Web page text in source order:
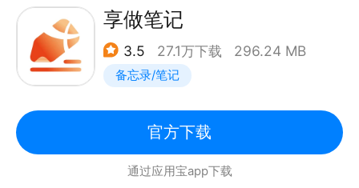
步，搭配多重安全备份与一键迁移功能，彻底打消数据
丢失顾虑。平台内置海量纸张模板、艺术字体、贴纸与
配色，模板可自由组合，轻松打造专属笔记风格。
此外，应用设有无界画布与标准笔记双模式，搭配文档
体系；同时支持 18 种语言划词及整段翻译，高效助力
外文文献研读。
如有问题或建议，可发送邮件至 service@notein.cn
享做笔记
3.5 27.1万下载 296.24 MB
备忘录/笔记
官方下载
通过应用宝app下载